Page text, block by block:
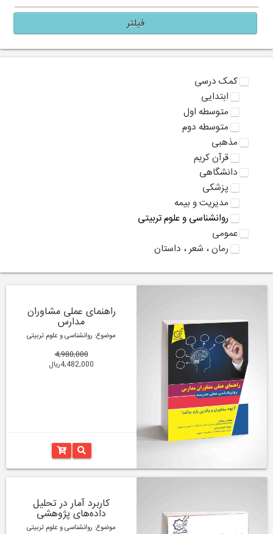
فیلتر
کمک درسی
ابتدایی
متوسطه اول
متوسطه دوم
مذهبی
قرآن کریم
دانشگاهی
پزشکی
مدیریت و بیمه
روانشناسی و علوم تربیتی
عمومی
رمان ، شعر ، داستان
راهنمای عملی مشاوران
مدارس
موضوع: روانشناسی و علوم تربیتی
4,980,000
4,482,000ریال
کاربرد آمار در تحلیل
داده‌های پژوهشی
موضوع: روانشناسی و علوم تربیتی